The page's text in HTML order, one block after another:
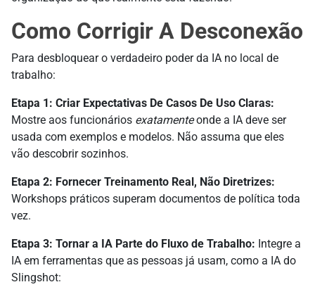
Como Corrigir A Desconexão
Para desbloquear o verdadeiro poder da IA no local de
trabalho:
Etapa 1: Criar Expectativas De Casos De Uso Claras:
Mostre aos funcionários exatamenteonde a IA deve ser
usada com exemplos e modelos. Não assuma que eles
vão descobrir sozinhos.
Etapa 2: Fornecer Treinamento Real, Não Diretrizes:
Workshops práticos superam documentos de política toda
vez.
Etapa 3: Tornar a IA Parte do Fluxo de Trabalho: Integre a
IA em ferramentas que as pessoas já usam, como a IA do
Slingshot: